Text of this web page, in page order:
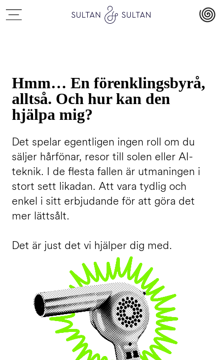
Hmm… En förenklingsbyrå,
alltså. Och hur kan den
hjälpa mig?
Det spelar egentligen ingen roll om du
säljer hårfönar, resor till solen eller AI-
teknik. I de flesta fallen är utmaningen i
stort sett likadan. Att vara tydlig och
enkel i sitt erbjudande för att göra det
mer lättsålt.
Det är just det vi hjälper dig med.